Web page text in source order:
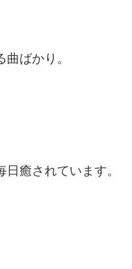
ばかり。
癒されています。